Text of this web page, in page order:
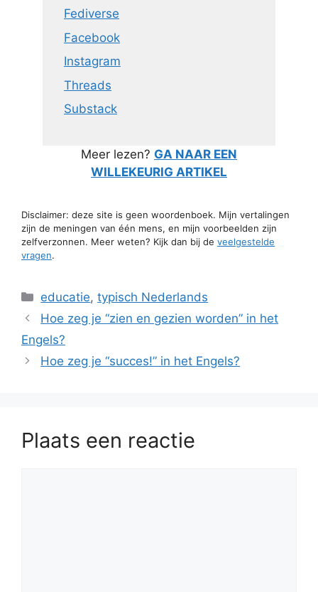
Fediverse
Facebook
Instagram
Threads
Substack
Meer lezen? GA NAAR EEN
WILLEKEURIG ARTIKEL
Disclaimer: deze site is geen woordenboek. Mijn vertalingen
zijn de meningen van één mens, en mijn voorbeelden zijn
zelfverzonnen. Meer weten? Kijk dan bij de veelgestelde
vragen.
Categorieën
educatie,typisch Nederlands
Hoe zeg je “zien en gezien worden” in het
Engels?
Hoe zeg je “succes!” in het Engels?
Plaats een reactie